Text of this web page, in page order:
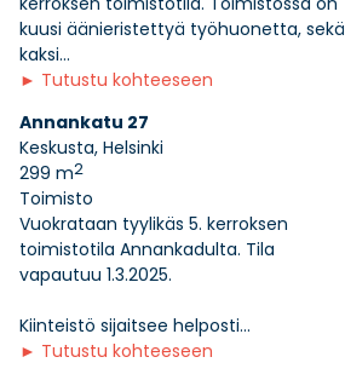
kuusi äänieristettyä työhuonetta, sekä
kaksi...
► Tutustu kohteeseen
Annankatu 27
Keskusta, Helsinki
299 m2
Toimisto
Vuokrataan tyylikäs 5. kerroksen
toimistotila Annankadulta. Tila
vapautuu 1.3.2025.
Kiinteistö sijaitsee helposti...
► Tutustu kohteeseen